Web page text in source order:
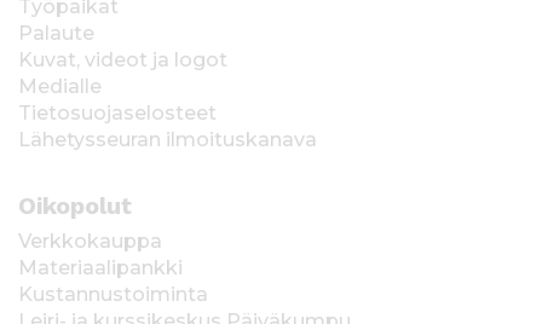
Työpaikat
Palaute
Kuvat, videot ja logot
Medialle
Tietosuojaselosteet
Lähetysseuran ilmoituskanava
Oikopolut
Verkkokauppa
Materiaalipankki
Kustannustoiminta